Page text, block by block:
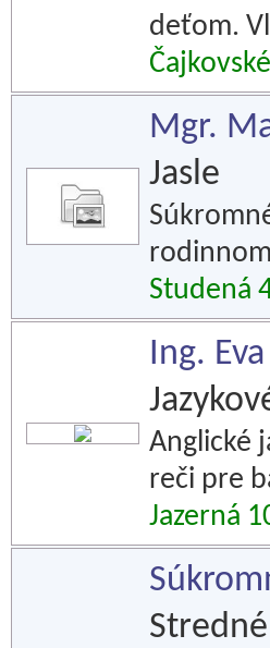
deťom.
Mgr.
Jasle
Studená
Ing.
Anglické
reči pre
Jazerná